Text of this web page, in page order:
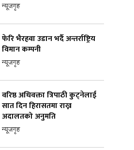
न्यूजगृह
फेरि भैरहवा उडान भर्दै अन्तर्राष्ट्रिय
विमान कम्पनी
न्यूजगृह
वरिष्ठ अधिवक्ता त्रिपाठी कुट्नेलाई
सात दिन हिरासतमा राख्न
अदालतको अनुमति
न्यूजगृह